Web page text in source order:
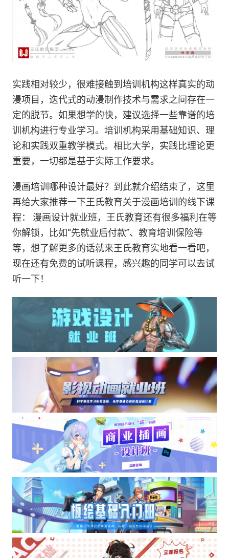
实践相对较少，很难接触到培训机构这样真实的动
漫项目，迭代式的动漫制作技术与需求之间存在一
定的脱节。如果想学的快，建议选择一些靠谱的培
训机构进行专业学习。培训机构采用基础知识、理
论和实践双重教学模式。相比大学，实践比理论更
重要，一切都是基于实际工作要求。
漫画培训哪种设计最好？到此就介绍结束了，这里
再给大家推荐一下王氏教育关于漫画培训的线下课
程： 漫画设计就业班，王氏教育还有很多福利在等
你解锁，比如“先就业后付款”、教育培训保险等
等，想了解更多的话就来王氏教育实地看一看吧，
现在还有免费的试听课程，感兴趣的同学可以去试
听一下！